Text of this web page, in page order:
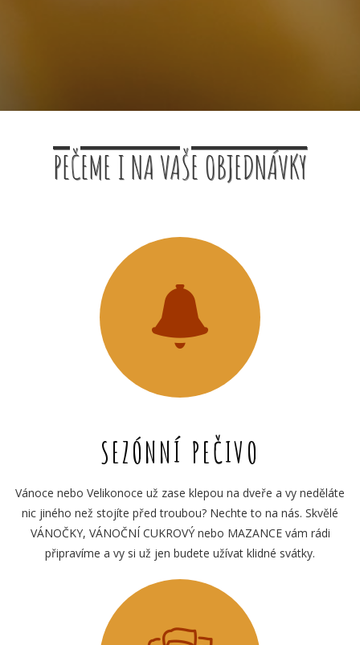
PEČEME I NA VAŠE OBJEDNÁVKY
SEZÓNNÍ PEČIVO
Vánoce nebo Velikonoce už zase klepou na dveře a vy neděláte
nic jiného než stojíte před troubou? Nechte to na nás. Skvělé
VÁNOČKY, VÁNOČNÍ CUKROVÝ nebo MAZANCE vám rádi
připravíme a vy si už jen budete užívat klidné svátky.